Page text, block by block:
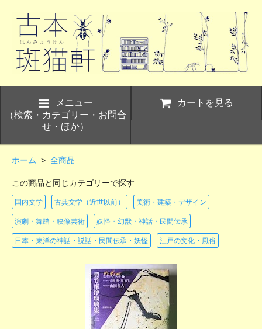
メニュー
（検索・カテゴリー・お問合
せ・ほか）
カートを見る
ホーム > 全商品
この商品と同じカテゴリーで探す
国内文学 古典文学（近世以前） 美術・建築・デザイン
演劇・舞踏・映像芸術 妖怪・幻獣・神話・民間伝承
日本・東洋の神話・説話・民間伝承・妖怪 江戸の文化・風俗